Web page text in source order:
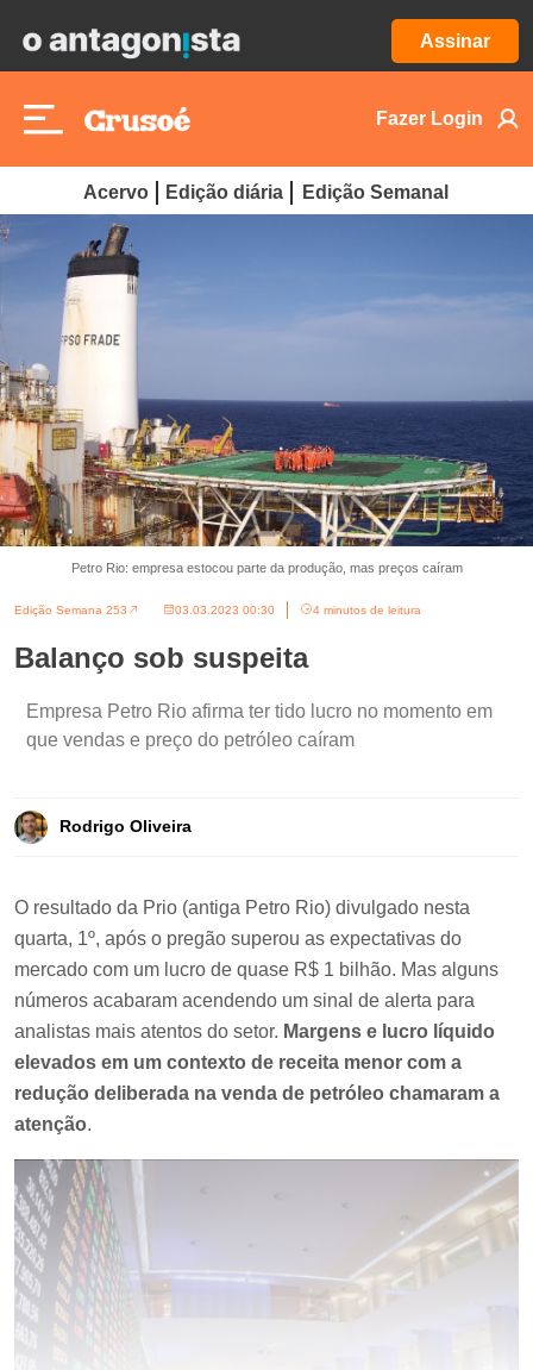
Assinar
Fazer Login
Acervo Edição diária Edição Semanal
Petro Rio: empresa estocou parte da produção, mas preços caíram
Edição Semana 253 03.03.2023 00:30 4 minutos de leitura
Balanço sob suspeita
Empresa Petro Rio afirma ter tido lucro no momento em
que vendas e preço do petróleo caíram
Rodrigo Oliveira
O resultado da Prio (antiga Petro Rio) divulgado nesta
quarta, 1º, após o pregão superou as expectativas do
mercado com um lucro de quase R$ 1 bilhão. Mas alguns
números acabaram acendendo um sinal de alerta para
analistas mais atentos do setor. Margens e lucro líquido
elevados em um contexto de receita menor com a
redução deliberada na venda de petróleo chamaram a
atenção.